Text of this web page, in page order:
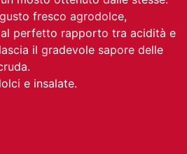
fresco agrodolce,
perfetto rapporto tra acidità e
il gradevole sapore delle
e insalate.